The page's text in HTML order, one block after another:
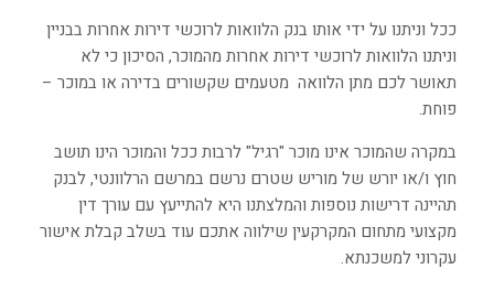
ככל וניתנו על ידי אותו בנק הלוואות לרוכשי דירות אחרות בבניין
וניתנו הלוואות לרוכשי דירות אחרות מהמוכר, הסיכון כי לא
תאושר לכם מתן הלוואה מטעמים שקשורים בדירה או במוכר –
פוחת.
במקרה שהמוכר אינו מוכר "רגיל" לרבות ככל והמוכר הינו תושב
חוץ ו/או יורש של מוריש שטרם נרשם במרשם הרלוונטי, לבנק
תהיינה דרישות נוספות והמלצתנו היא להתייעץ עם עורך דין
מקצועי מתחום המקרקעין שילווה אתכם עוד בשלב קבלת אישור
עקרוני למשכנתא.